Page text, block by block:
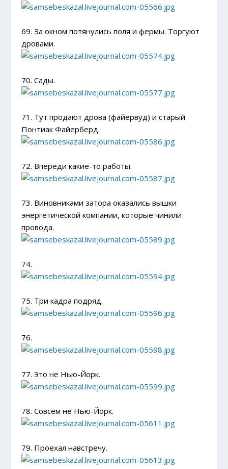
69. За окном потянулись поля и фермы. Торгуют
дровами.
70. Сады.
71. Тут продают дрова (файервуд) и старый
Понтиак Файерберд.
72. Впереди какие-то работы.
73. Виновниками затора оказались вышки
энергетической компании, которые чинили
провода.
74.
75. Три кадра подряд.
76.
77. Это не Нью-Йорк.
78. Совсем не Нью-Йорк.
79. Проехал навстречу.